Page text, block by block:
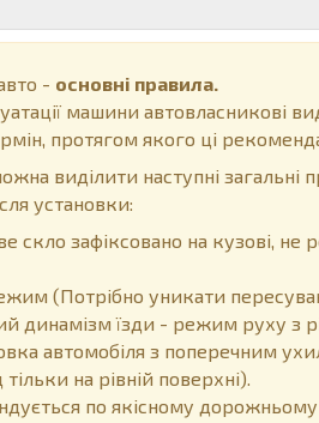
- основні правила.
машини автовласникові
протягом якого ці
виділити наступні загальні
установки:
скло зафіксовано на кузові,
(Потрібно уникати
динамізм їзди - режим руху з
автомобіля з поперечним
на рівній поверхні).
по якісному дорожньому